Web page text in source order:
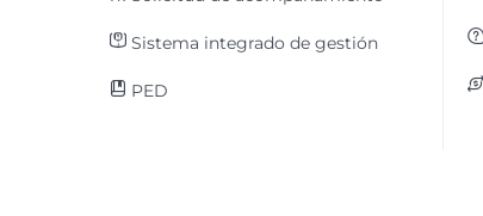
Sistema integrado de gestión
PED